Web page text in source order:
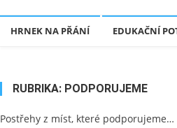
HRNEK NA PŘÁNÍ EDUKAČNÍ
RUBRIKA: PODPORUJEME
Postřehy z míst, které podporujeme…